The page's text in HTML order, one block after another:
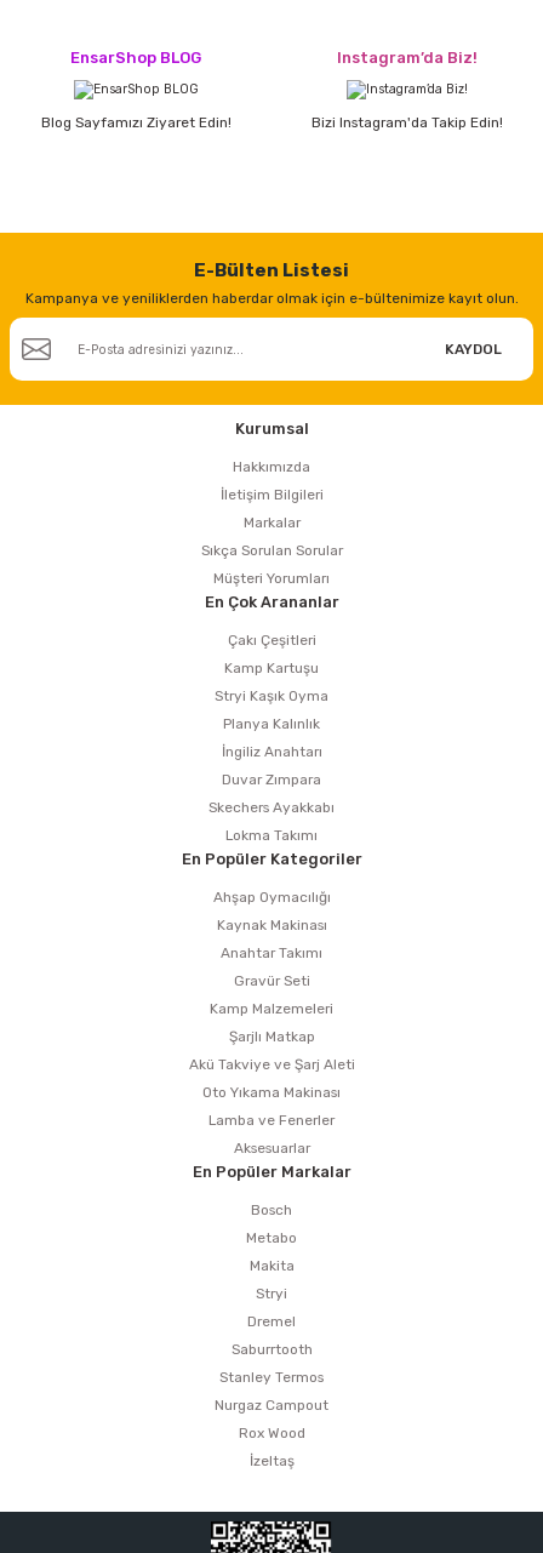
34.540,00 TL
53.550,00 TL
UNIARC Özlü Gazsız Gazaltı Kaynak Teli 0.8 mm (5 KG)
GEKA SG2 0.8 mm Gazaltı Kaynak Teli 5 kg
EnsarShop BLOG
Blog Sayfamızı Ziyaret Edin!
Instagram’da Biz!
Bizi Instagram'da Takip Edin!
E-Bülten Listesi
Kampanya ve yeniliklerden haberdar olmak için e-bültenimize kayıt olun.
KAYDOL
Kurumsal
Hakkımızda
İletişim Bilgileri
Markalar
Sıkça Sorulan Sorular
Müşteri Yorumları
En Çok Arananlar
Çakı Çeşitleri
Kamp Kartuşu
Stryi Kaşık Oyma
Planya Kalınlık
İngiliz Anahtarı
Duvar Zımpara
Skechers Ayakkabı
Lokma Takımı
En Popüler Kategoriler
Ahşap Oymacılığı
Kaynak Makinası
Anahtar Takımı
Gravür Seti
Kamp Malzemeleri
Şarjlı Matkap
Akü Takviye ve Şarj Aleti
Oto Yıkama Makinası
Lamba ve Fenerler
Aksesuarlar
En Popüler Markalar
Bosch
Metabo
Makita
Stryi
Dremel
Saburrtooth
Stanley Termos
Nurgaz Campout
Rox Wood
İzeltaş